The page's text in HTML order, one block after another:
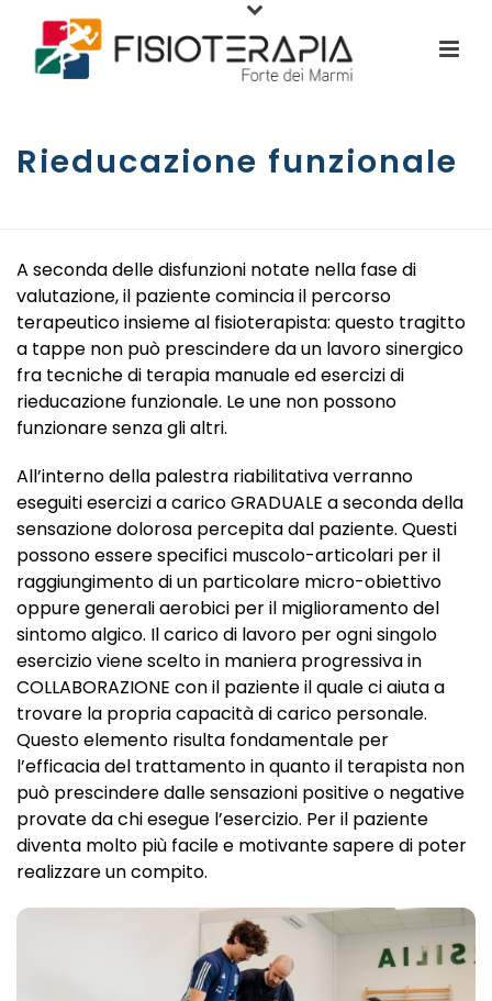
Rieducazione funzionale
A seconda delle disfunzioni notate nella fase di
valutazione, il paziente comincia il percorso
terapeutico insieme al fisioterapista: questo tragitto
a tappe non può prescindere da un lavoro sinergico
fra tecniche di terapia manuale ed esercizi di
rieducazione funzionale. Le une non possono
funzionare senza gli altri.
All’interno della palestra riabilitativa verranno
eseguiti esercizi a carico GRADUALE a seconda della
sensazione dolorosa percepita dal paziente. Questi
possono essere specifici muscolo-articolari per il
raggiungimento di un particolare micro-obiettivo
oppure generali aerobici per il miglioramento del
sintomo algico. Il carico di lavoro per ogni singolo
esercizio viene scelto in maniera progressiva in
COLLABORAZIONE con il paziente il quale ci aiuta a
trovare la propria capacità di carico personale.
Questo elemento risulta fondamentale per
l’efficacia del trattamento in quanto il terapista non
può prescindere dalle sensazioni positive o negative
provate da chi esegue l’esercizio. Per il paziente
diventa molto più facile e motivante sapere di poter
realizzare un compito.